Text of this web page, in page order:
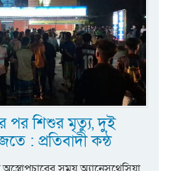
পর শিশুর মৃত্যু, দুই
: প্রতিবাদী কন্ঠ